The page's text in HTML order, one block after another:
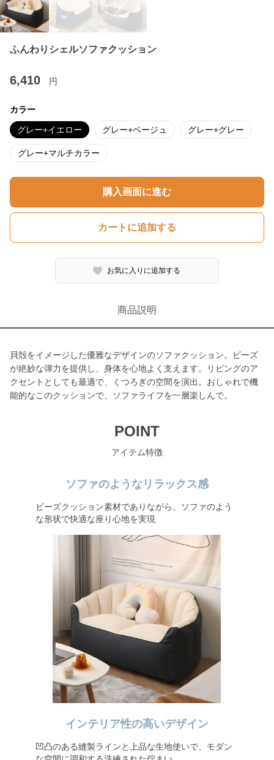
ふんわりシェルソファクッション
6,410 円
カラー
グレー+イエロー グレー+ベージュ グレー+グレー
グレー+マルチカラー
購入画面に進む
カートに追加する
お気に入りに追加する
商品説明
貝殻をイメージした優雅なデザインのソファクッション。ビーズ
が絶妙な弾力を提供し、身体を心地よく支えます。リビングのア
クセントとしても最適で、くつろぎの空間を演出。おしゃれで機
能的なこのクッションで、ソファライフを一層楽しんで。
POINT
アイテム特徴
ソファのようなリラックス感
ビーズクッション素材でありながら、ソファのよう
な形状で快適な座り心地を実現
インテリア性の高いデザイン
凹凸のある縫製ラインと上品な生地使いで、モダン